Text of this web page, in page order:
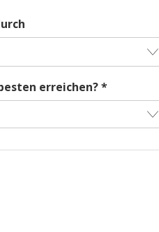
erreichen? *